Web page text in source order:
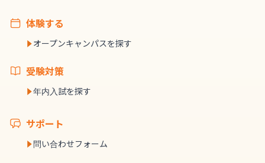
体験する
オープンキャンパスを探す
受験対策
年内入試を探す
サポート
問い合わせフォーム